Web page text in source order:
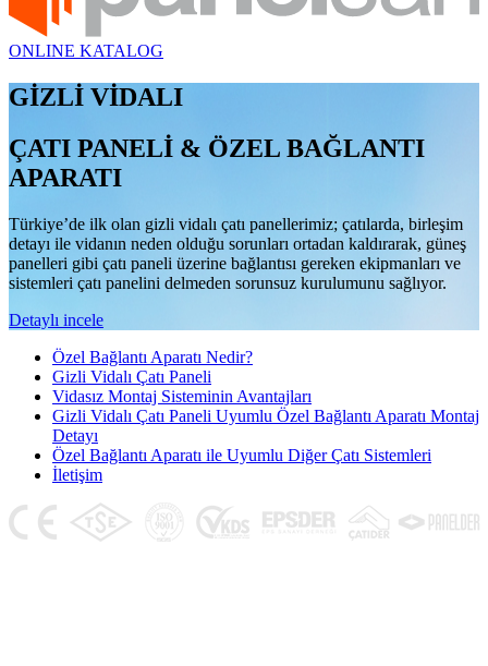
ONLINE KATALOG
GİZLİ VİDALI
ÇATI PANELİ & ÖZEL BAĞLANTI
APARATI
Türkiye’de ilk olan gizli vidalı çatı panellerimiz; çatılarda, birleşim
detayı ile vidanın neden olduğu sorunları ortadan kaldırarak, güneş
panelleri gibi çatı paneli üzerine bağlantısı gereken ekipmanları ve
sistemleri çatı panelini delmeden sorunsuz kurulumunu sağlıyor.
Detaylı incele
Özel Bağlantı Aparatı Nedir?
Gizli Vidalı Çatı Paneli
Vidasız Montaj Sisteminin Avantajları
Gizli Vidalı Çatı Paneli Uyumlu Özel Bağlantı Aparatı Montaj
Detayı
Özel Bağlantı Aparatı ile Uyumlu Diğer Çatı Sistemleri
İletişim